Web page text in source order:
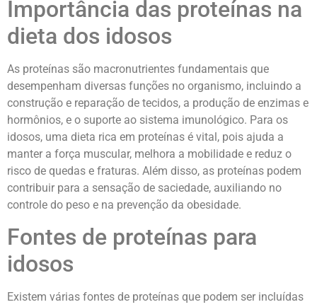
Importância das proteínas na
dieta dos idosos
As proteínas são macronutrientes fundamentais que
desempenham diversas funções no organismo, incluindo a
construção e reparação de tecidos, a produção de enzimas e
hormônios, e o suporte ao sistema imunológico. Para os
idosos, uma dieta rica em proteínas é vital, pois ajuda a
manter a força muscular, melhora a mobilidade e reduz o
risco de quedas e fraturas. Além disso, as proteínas podem
contribuir para a sensação de saciedade, auxiliando no
controle do peso e na prevenção da obesidade.
Fontes de proteínas para
idosos
Existem várias fontes de proteínas que podem ser incluídas